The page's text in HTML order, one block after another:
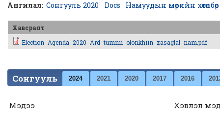
Ангилал: Сонгууль 2020 Docs Намуудын мөрийн хөтөлбөр
Хавсралт
Election_Agenda_2020_Ard_tumnii_olonkhiin_zasaglal_nam.pdf
Сонгууль 2024 2021 2020 2017 2016
Мэдээ Хэвлэл